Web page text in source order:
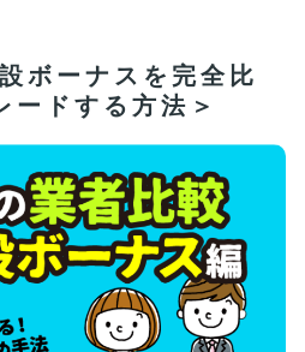
ボーナスを完全比
ードする方法＞